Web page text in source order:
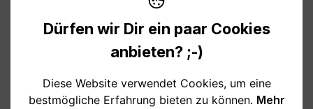
10,95 €
Preise inkl. MwSt. zzgl. Versandkosten
Verfügbar, Lieferzeit: 1-3 Tage
Dürfen wir Dir ein paar Cookies
anbieten? ;-)
Diese Website verwendet Cookies, um eine
bestmögliche Erfahrung bieten zu können. Mehr